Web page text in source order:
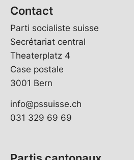
Contact
Parti socialiste suisse
Secrétariat central
Theaterplatz 4
Case postale
3001 Bern
info@pssuisse.ch
031 329 69 69